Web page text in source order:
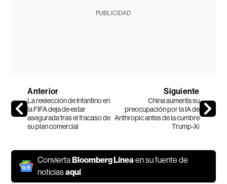
PUBLICIDAD
Anterior
La reelección de Infantino en
la FIFA deja de estar
asegurada tras el fracaso de
su plan comercial
Siguiente
China aumenta su
preocupación por la IA de
Anthropic antes de la cumbre
Trump-Xi
ConviertaBloomberg Línea en su fuente de
noticiasaquí